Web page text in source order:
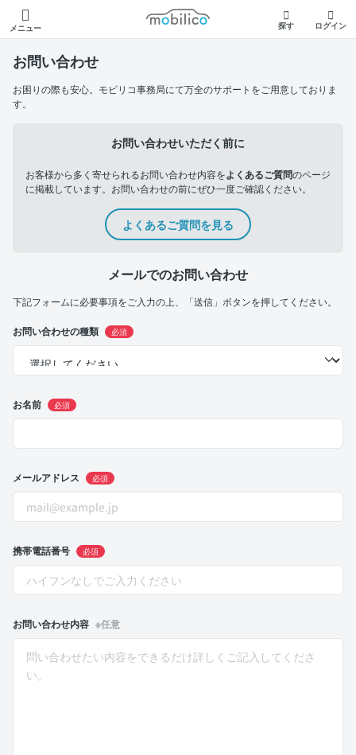
メニュー
モビリコ
探す ログイン
お問い合わせ
お困りの際も安心。モビリコ事務局にて万全のサポートをご用意しておりま
す。
お問い合わせいただく前に
お客様から多く寄せられるお問い合わせ内容をよくあるご質問のページ
に掲載しています。お問い合わせの前にぜひ一度ご確認ください。
よくあるご質問を見る
メールでのお問い合わせ
下記フォームに必要事項をご入力の上、「送信」ボタンを押してください。
お問い合わせの種類 必須
お名前 必須
メールアドレス 必須
携帯電話番号 必須
お問い合わせ内容 ※任意